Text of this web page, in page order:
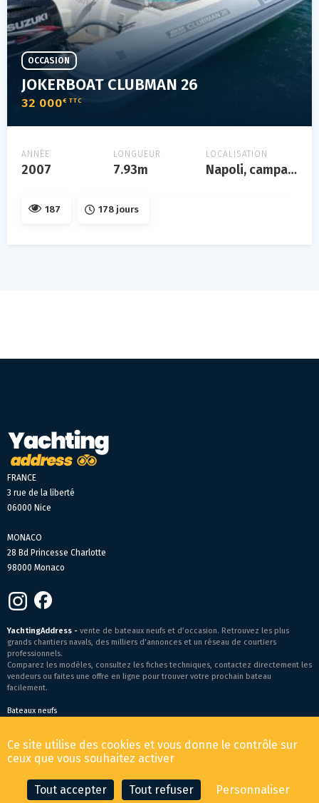
JOKERBOAT CLUBMAN 26
32 000€ TTC
OCCASION
ANNÉE
2007
LONGUEUR
7.93m
LOCALISATION
Napoli, campania
187 178 jours
CONTACTER LE COURTIER FAIRE UNE OFFRE
FRANCE
3 rue de la liberté
06000 Nice
MONACO
28 Bd Princesse Charlotte
98000 Monaco
YachtingAddress - vente de bateaux neufs et d’occasion. Retrouvez les plus
grands chantiers navals, des milliers d’annonces et un réseau de courtiers
professionnels.
Comparez les modèles, consultez les fiches techniques, contactez directement les
vendeurs ou faites une offre en ligne pour trouver votre prochain bateau
facilement.
Bateaux neufs
© 2026 YachtingAddress.com
Ce site utilise des cookies et vous donne le contrôle sur
ceux que vous souhaitez activer
Tout accepter Tout refuser Personnaliser